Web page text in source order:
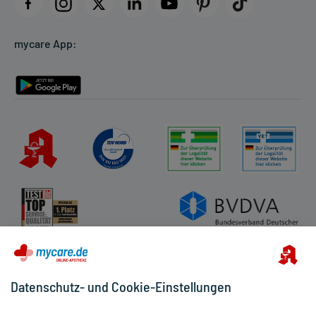
Datenschutz
Rückgabe/Widerruf
mycare App:
Datenschutz- und Cookie-Einstellungen